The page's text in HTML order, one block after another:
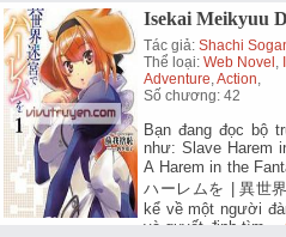
Isekai Meikyuu
Tác giả:Shachi
Thể loại:Web Novel
Adventure ,Action
Số chương: 42
Bạn đang đọc bộ
như: Slave Harem
A Harem in the
ハーレムを | 異世
kể về một người
và quyết định tìm…